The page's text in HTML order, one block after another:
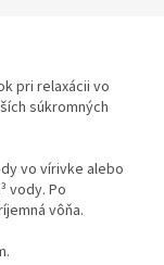
pri relaxácii vo
súkromných
vo vírivke alebo
vody. Po
vôňa.